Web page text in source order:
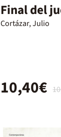
Final del
Cortázar, Julio
10,40€